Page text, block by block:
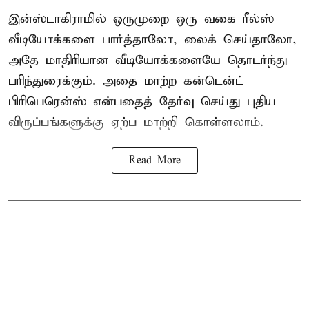
இன்ஸ்டாகிராமில் ஒருமுறை ஒரு வகை ரீல்ஸ்
வீடியோக்களை பார்த்தாலோ, லைக் செய்தாலோ,
அதே மாதிரியான வீடியோக்களையே தொடர்ந்து
பரிந்துரைக்கும். அதை மாற்ற கன்டென்ட்
பிரிபெரென்ஸ் என்பதைத் தேர்வு செய்து புதிய
விருப்பங்களுக்கு ஏற்ப மாற்றி கொள்ளலாம்.
Read More